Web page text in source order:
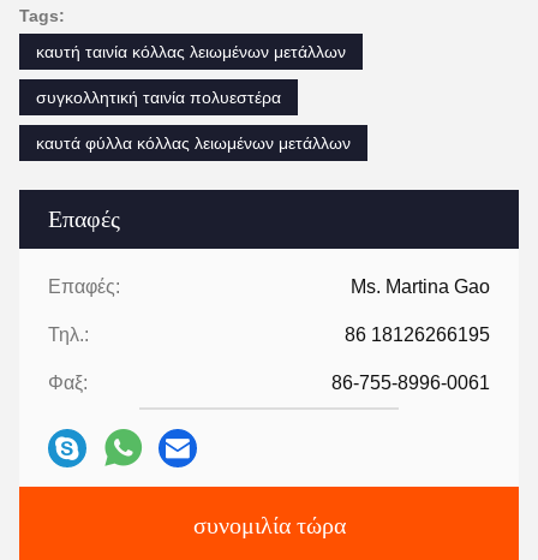
Επαφές
Επαφές: Ms. Martina Gao
Τηλ.: 86 18126266195
Φαξ: 86-755-8996-0061
συνομιλία τώρα
Tags:
καυτή ταινία κόλλας λειωμένων μετάλλων
συγκολλητική ταινία πολυεστέρα
καυτά φύλλα κόλλας λειωμένων μετάλλων